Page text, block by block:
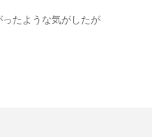
たような気がしたが